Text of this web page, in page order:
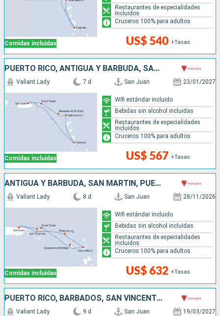
Comidas incluidas US$ 540 +Tasas
Restaurantes de especialidades
incluidos
Cruceros 100% para adultos
PUERTO RICO, ANTIGUA Y BARBUDA, SANTA LUCIA
Comidas incluidas
Valiant Lady 7 d San Juan 23/01/2027
US$ 567 +Tasas
Wifi estándar incluido
Bebidas sin alcohol incluidas
Restaurantes de especialidades
incluidos
Cruceros 100% para adultos
ANTIGUA Y BARBUDA, SAN MARTÍN, PUERTO RICO
Comidas incluidas
Valiant Lady 8 d San Juan 28/11/2026
US$ 632 +Tasas
Wifi estándar incluido
Bebidas sin alcohol incluidas
Restaurantes de especialidades
incluidos
Cruceros 100% para adultos
PUERTO RICO, BARBADOS, SAN VINCENT Y LAS GRANADINAS, DOMINICA, SAN MARTÍN
Valiant Lady 9 d San Juan 19/03/2027